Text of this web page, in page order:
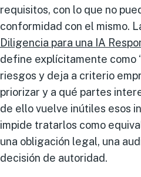
requisitos, con lo que no
conformidad con el mismo.
Diligencia para una IA
define explícitamente como
riesgos y deja a criterio
priorizar y a qué partes
de ello vuelve inútiles esos
impide tratarlos como
una obligación legal, una
decisión de autoridad.